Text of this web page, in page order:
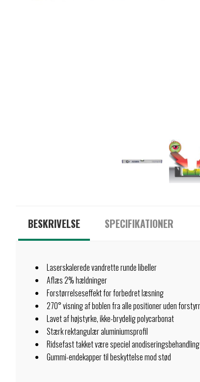
BESKRIVELSE SPECIFIKATIONER
Laserskalerede vandrette runde libeller
Aflæs 2% hældninger
Forstørrelseseffekt for forbedret læsning
270° visning af boblen fra alle positioner uden
Lavet af højstyrke, ikke-brydelig polycarbonat
Stærk rektangulær aluminiumsprofil
Ridsefast takket være speciel anodiseringsbehandling
Gummi-endekapper til beskyttelse mod stød